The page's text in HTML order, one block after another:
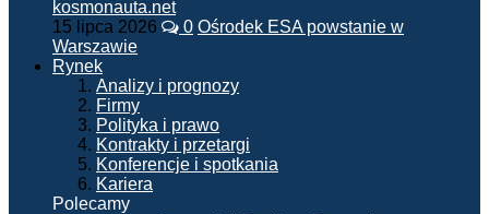
15 lipca 2026 0 Ośrodek ESA powstanie w
Warszawie
Rynek
Analizy i prognozy
Firmy
Polityka i prawo
Kontrakty i przetargi
Konferencje i spotkania
Kariera
Polecamy